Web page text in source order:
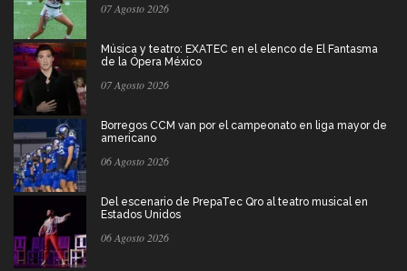
07 Agosto 2026
Música y teatro: EXATEC en el elenco de El Fantasma
de la Ópera México
07 Agosto 2026
Borregos CCM van por el campeonato en liga mayor de
americano
06 Agosto 2026
Del escenario de PrepaTec Qro al teatro musical en
Estados Unidos
06 Agosto 2026